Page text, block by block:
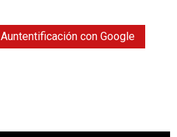
Auntentificación con Google